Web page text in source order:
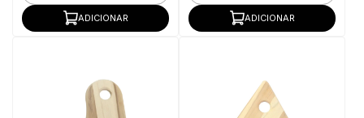
ADICIONAR ADICIONAR